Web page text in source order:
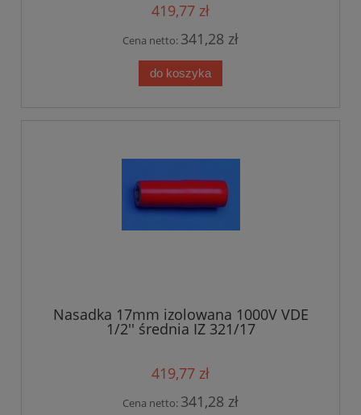
419,77 zł
Cena netto: 341,28 zł
do koszyka
Nasadka 17mm izolowana 1000V VDE
1/2'' średnia IZ 321/17
419,77 zł
Cena netto: 341,28 zł